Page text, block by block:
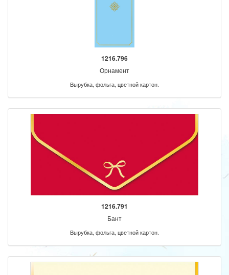
1216.796
Орнамент
Вырубка, фольга, цветной картон.
1216.791
Бант
Вырубка, фольга, цветной картон.